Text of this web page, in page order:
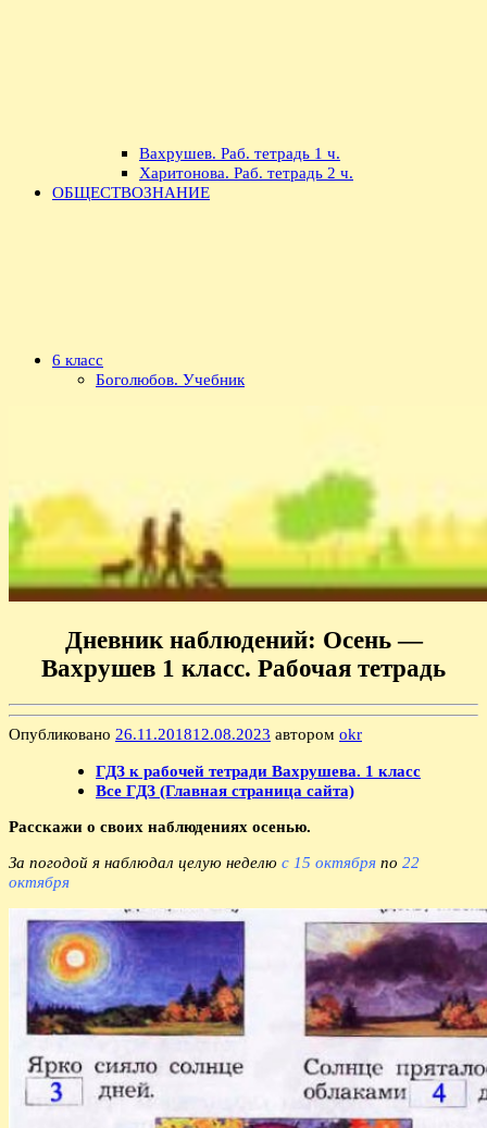
Вахрушев. Раб. тетрадь 1 ч.
Харитонова. Раб. тетрадь 2 ч.
ОБЩЕСТВОЗНАНИЕ
6 класс
Боголюбов. Учебник
Дневник наблюдений: Осень —
Вахрушев 1 класс. Рабочая тетрадь
Опубликовано 26.11.201812.08.2023 автором okr
ГДЗ к рабочей тетради Вахрушева. 1 класс
Все ГДЗ (Главная страница сайта)
Расскажи о своих наблюдениях осенью.
За погодой я наблюдал целую неделю с 15 октября по 22
октября